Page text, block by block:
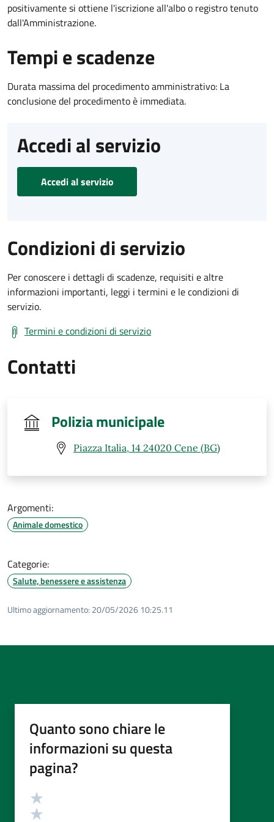
positivamente si ottiene l'iscrizione all'albo o registro tenuto
dall'Amministrazione.
Tempi e scadenze
Durata massima del procedimento amministrativo: La
conclusione del procedimento è immediata.
Accedi al servizio
Accedi al servizio
Condizioni di servizio
Per conoscere i dettagli di scadenze, requisiti e altre
informazioni importanti, leggi i termini e le condizioni di
servizio.
Termini e condizioni di servizio
Contatti
Polizia municipale
Piazza Italia, 14 24020 Cene (BG)
Argomenti:
Animale domestico
Categorie:
Salute, benessere e assistenza
Ultimo aggiornamento: 20/05/2026 10:25.11
Quanto sono chiare le
informazioni su questa
pagina?
Valutazione